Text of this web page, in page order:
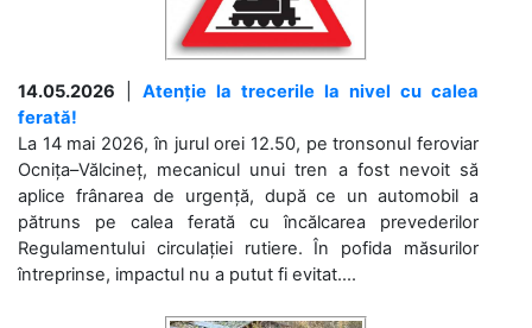
14.05.2026
Atenție la trecerile la nivel cu calea
ferată!
La 14 mai 2026, în jurul orei 12.50, pe tronsonul feroviar
Ocnița–Vălcineț, mecanicul unui tren a fost nevoit să
aplice frânarea de urgență, după ce un automobil a
pătruns pe calea ferată cu încălcarea prevederilor
Regulamentului circulației rutiere. În pofida măsurilor
întreprinse, impactul nu a putut fi evitat....